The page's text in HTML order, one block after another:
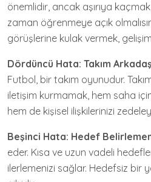
önemlidir, ancak aşırıya
zaman öğrenmeye açık
görüşlerine kulak vermek,
Dördüncü Hata: Takım
Futbol, bir takım oyunudur.
iletişim kurmamak, hem saha
hem de kişisel ilişkilerinizi
Beşinci Hata: Hedef
eder. Kısa ve uzun vadeli
ilerlemenizi sağlar. Hedefsiz bir